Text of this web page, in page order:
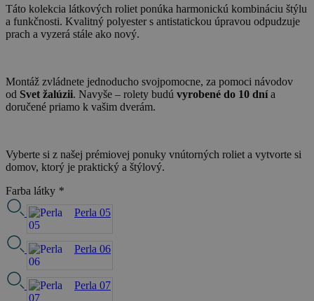
Táto kolekcia látkových roliet ponúka harmonickú kombináciu štýlu
a funkčnosti. Kvalitný polyester s antistatickou úpravou odpudzuje
prach a vyzerá stále ako nový.
Montáž zvládnete jednoducho svojpomocne, za pomoci návodov
od Svet žalúzii. Navyše – rolety budú vyrobené do 10 dnía
doručené priamo k vašim dverám.
Vyberte si z našej prémiovej ponuky vnútorných roliet a vytvorte si
domov, ktorý je praktický a štýlový.
Farba látky *
Perla 05
Perla 06
Perla 07